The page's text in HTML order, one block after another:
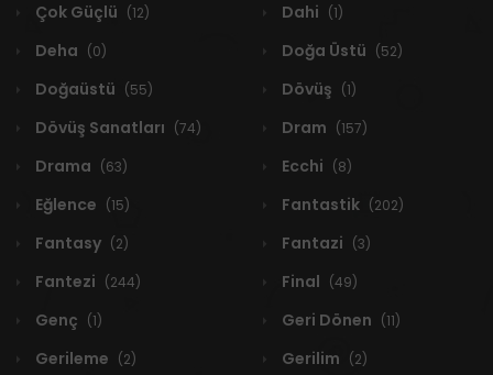
Çok Güçlü (12) Dahi (1)
Deha (0) Doğa Üstü (52)
Doğaüstü (55) Dövüş (1)
Dövüş Sanatları (74) Dram (157)
Drama (63) Ecchi (8)
Eğlence (15) Fantastik (202)
Fantasy (2) Fantazi (3)
Fantezi (244) Final (49)
Genç (1) Geri Dönen (11)
Gerileme (2) Gerilim (2)